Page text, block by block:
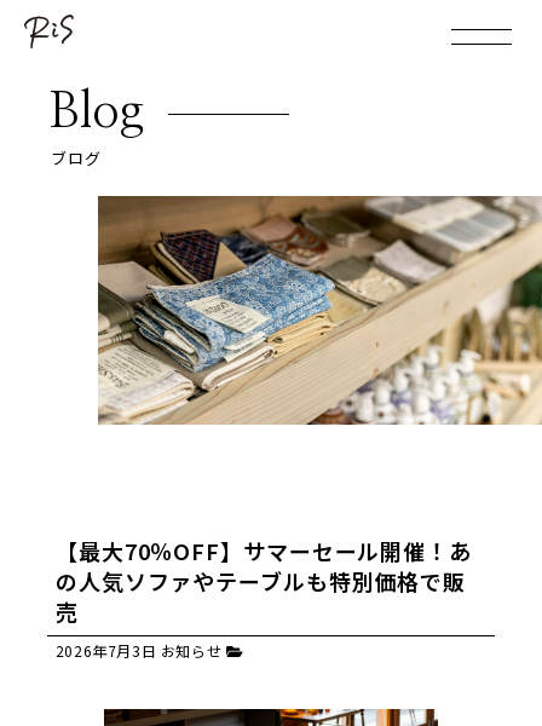
Blog
ブログ
【最大70％OFF】サマーセール開催！あ
の人気ソファやテーブルも特別価格で販
売
2026年7月3日 お知らせ